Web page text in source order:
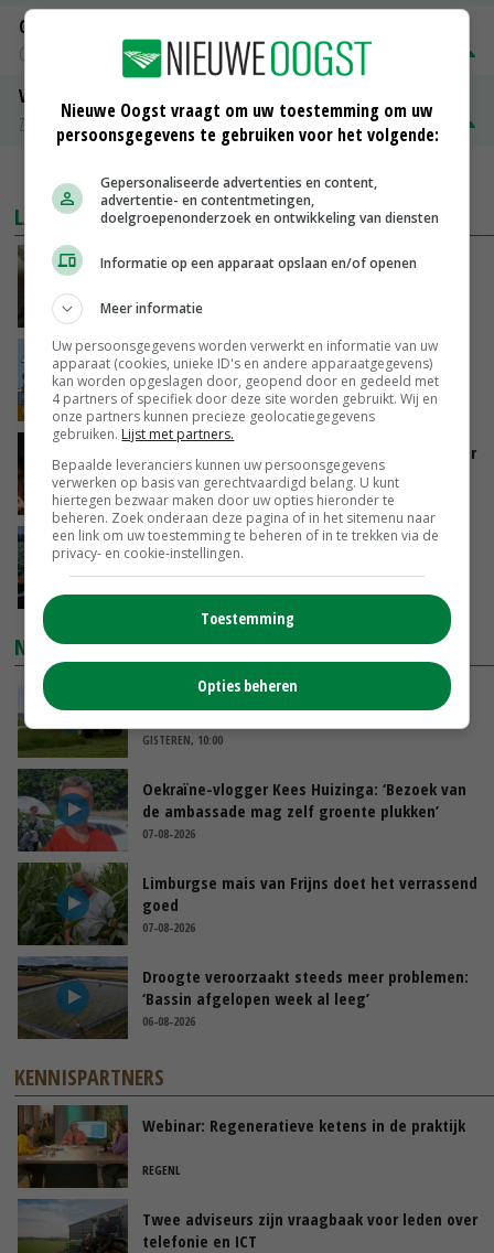
Gerst
Groningen
€ 197,00
Volle melkpoeder
Zuivel NL
€ 345,00 € 20,00
MEER MARKTPRIJZEN
LAATSTE NIEUWS
‘Samenwerking A-ware en Amalthea gaat
GISTEREN, 16:01
Internationale vraag naar geitenzuivel blijft
groot: Nederland in Europese top
GISTEREN, 15:33
Vlaamse varkensstapel krimpt, pluimveesector
groeit door schaalvergroting
GISTEREN, 15:20
‘Cijfer jezelf niet weg en doe vooral ook waar
je gelukkig van wordt’
NIEUWSTE VIDEO'S
POAH!: John Deere 7730
GISTEREN, 10:00
Oekraïne-vlogger Kees Huizinga: ‘Bezoek van
de ambassade mag zelf groente plukken’
07-08-2026
Limburgse mais van Frijns doet het verrassend
goed
07-08-2026
Droogte veroorzaakt steeds meer problemen:
‘Bassin afgelopen week al leeg’
06-08-2026
KENNISPARTNERS
Webinar: Regeneratieve ketens in de praktijk
REGENL
Twee adviseurs zijn vraagbaak voor leden over
telefonie en ICT
Nieuwe Oogst vraagt om uw toestemming om uw
persoonsgegevens te gebruiken voor het volgende:
Gepersonaliseerde advertenties en content,
advertentie- en contentmetingen,
doelgroepenonderzoek en ontwikkeling van diensten
Informatie op een apparaat opslaan en/of openen
Meer informatie
Uw persoonsgegevens worden verwerkt en informatie van uw
apparaat (cookies, unieke ID's en andere apparaatgegevens)
kan worden opgeslagen door, geopend door en gedeeld met
4 partners of specifiek door deze site worden gebruikt. Wij en
onze partners kunnen precieze geolocatiegegevens
gebruiken. Lijst met partners.
Bepaalde leveranciers kunnen uw persoonsgegevens
verwerken op basis van gerechtvaardigd belang. U kunt
hiertegen bezwaar maken door uw opties hieronder te
beheren. Zoek onderaan deze pagina of in het sitemenu naar
een link om uw toestemming te beheren of in te trekken via de
privacy- en cookie-instellingen.
Toestemming
Opties beheren